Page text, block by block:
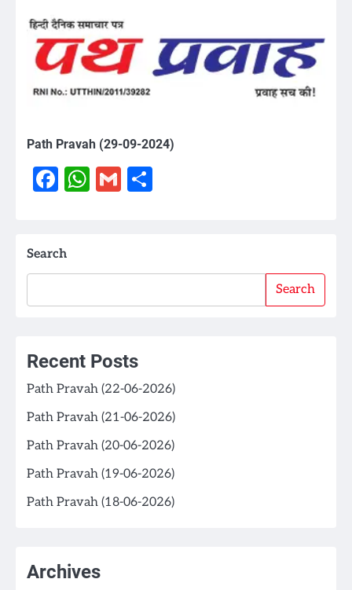
Path Pravah (29-09-2024)
Facebook
WhatsApp
Gmail
Search
Search
Recent Posts
Path Pravah (22-06-2026)
Path Pravah (21-06-2026)
Path Pravah (20-06-2026)
Path Pravah (19-06-2026)
Path Pravah (18-06-2026)
Archives